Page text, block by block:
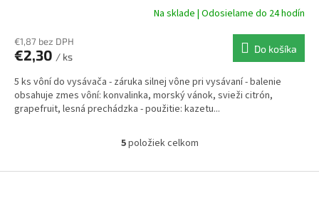
Na sklade | Odosielame do 24 hodín
€1,87 bez DPH
€2,30 / ks
Do košíka
5 ks vôní do vysávača - záruka silnej vône pri vysávaní - balenie
obsahuje zmes vôní: konvalinka, morský vánok, svieži citrón,
grapefruit, lesná prechádzka - použitie: kazetu...
O
l
5položiek celkom